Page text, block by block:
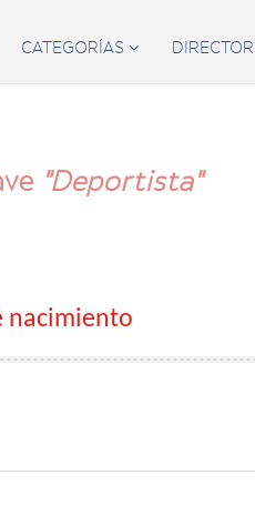
CATEGORÍAS 
"Deportista"
nacimiento